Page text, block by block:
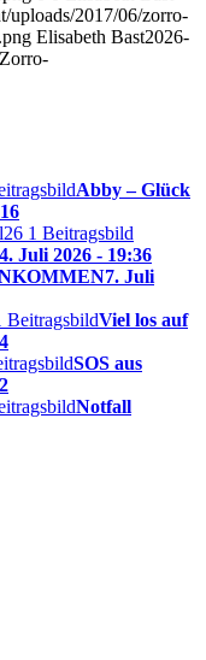
uploads/2017/06/zorro-
Elisabeth Bast2026-
Abby – Glück
Juli 2026 - 19:36
7. Juli
Viel los auf
SOS aus
Notfall